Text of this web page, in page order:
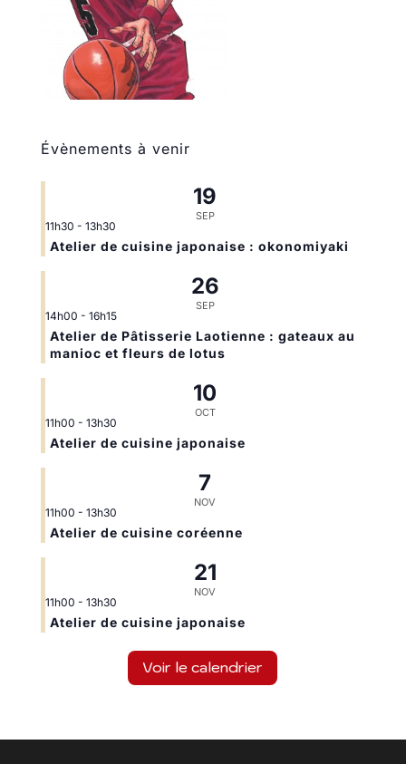
Évènements à venir
19
SEP
11h30 - 13h30
Atelier de cuisine japonaise : okonomiyaki
26
SEP
14h00 - 16h15
Atelier de Pâtisserie Laotienne : gateaux au
manioc et fleurs de lotus
10
OCT
11h00 - 13h30
Atelier de cuisine japonaise
7
NOV
11h00 - 13h30
Atelier de cuisine coréenne
21
NOV
11h00 - 13h30
Atelier de cuisine japonaise
Voir le calendrier